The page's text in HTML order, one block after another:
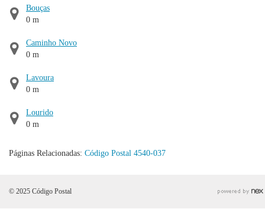
Bouças
0 m
Caminho Novo
0 m
Lavoura
0 m
Lourido
0 m
Páginas Relacionadas: Código Postal 4540-037
© 2025 Código Postal